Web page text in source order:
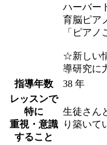
ハーバー
育脳ピア
「ピア
☆新しい
導研究に
指導年数
38 年
レッスンで
特に
重視・意識
すること
生徒さん
り築いて